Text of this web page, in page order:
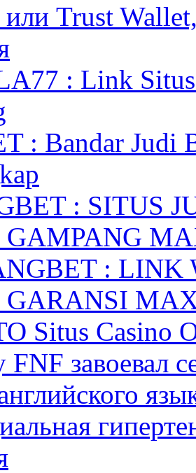
или Trust
: Link Situs
: Bandar Judi
: SITUS
GAMPANG
: LINK
GARANSI
Situs Casino
завоевал